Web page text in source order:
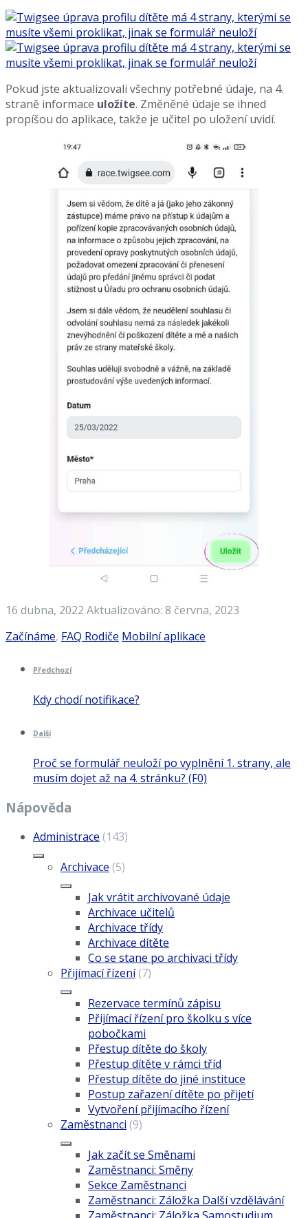
Pokud jste aktualizovali všechny potřebné údaje, na 4.
straně informace uložíte. Změněné údaje se ihned
propíšou do aplikace, takže je učitel po uložení uvidí.
16 dubna, 2022 Aktualizováno: 8 června, 2023
Kategorie:
Začínáme, FAQ Rodiče Štítky:
Mobilní aplikace
Předchozí
Kdy chodí notifikace?
Další
Proč se formulář neuloží po vyplnění 1. strany, ale
musím dojet až na 4. stránku? (F0)
Nápověda
Administrace (143)
Archivace (5)
Jak vrátit archivované údaje
Archivace učitelů
Archivace třídy
Archivace dítěte
Co se stane po archivaci třídy
Přijímací řízení (7)
Rezervace termínů zápisu
Přijímací řízení pro školku s více
pobočkami
Přestup dítěte do školy
Přestup dítěte v rámci tříd
Přestup dítěte do jiné instituce
Postup zařazení dítěte po přijetí
Vytvoření přijímacího řízení
Zaměstnanci (9)
Jak začít se Směnami
Zaměstnanci: Směny
Sekce Zaměstnanci
Zaměstnanci: Záložka Další vzdělávání
Zaměstnanci: Záložka Samostudium